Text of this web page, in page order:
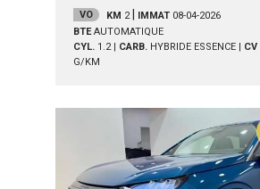
VO KM 2 IMMAT 08-04-2026
BTE AUTOMATIQUE
CYL. 1.2| CARB. HYBRIDE ESSENCE| CV
G/KM